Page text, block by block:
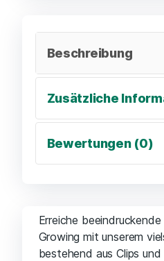
Beschreibung
Zusätzliche
Bewertungen (0)
Erreiche
Growing mit unserem
bestehend aus Clips